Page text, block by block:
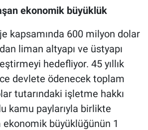
ekonomik büyüklük
kapsamında 600 milyon dolar
liman altyapı ve üstyapı
hedefliyor. 45 yıllık
devlete ödenecek toplam
tutarındaki işletme hakkı
kamu paylarıyla birlikte
büyüklüğünün 1